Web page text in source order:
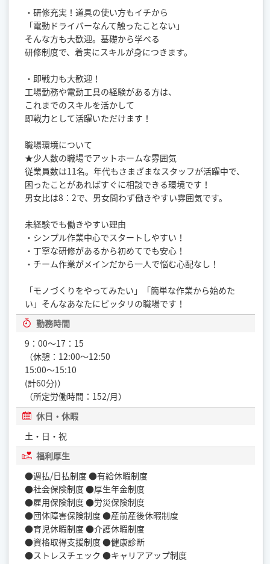
・研修充実！道具の使い方もイチから
「電動ドライバーなんて触ったことない」
そんな方も大歓迎。基礎から学べる
研修制度で、着実にスキルが身につきます。
・即戦力も大歓迎！
工場勤務や電動工具の経験がある方は、
これまでのスキルを活かして
即戦力として活躍いただけます！
職場環境について
★少人数の職場でアットホームな雰囲気
従業員数は11名。年代もさまざまなスタッフが活躍中で、
困ったことがあればすぐに相談できる環境です！
男女比は8：2で、男女問わず働きやすい雰囲気です。
未経験でも働きやすい理由
・シンプル作業中心でスタートしやすい！
・丁寧な研修があるから初めてでも安心！
・チーム作業がメインだから一人で悩む心配なし！
「モノづくりをやってみたい」「簡単な作業から始めた
い」そんなあなたにピッタリの職場です！
勤務時間
9：00〜17：15
（休憩：12:00〜12:50
15:00〜15:10
(計60分)）
（所定労働時間：152/月）
休日・休暇
土・日・祝
福利厚生
●週払/日払制度 ●有給休暇制度
●社会保険制度 ●厚生年金制度
●雇用保険制度 ●労災保険制度
●団体障害保険制度 ●産前産後休暇制度
●育児休暇制度 ●介護休暇制度
●資格取得支援制度 ●健康診断
●ストレスチェック ●キャリアアップ制度